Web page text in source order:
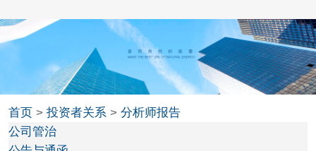
首页 > 投资者关系 > 分析师报告
公司管治